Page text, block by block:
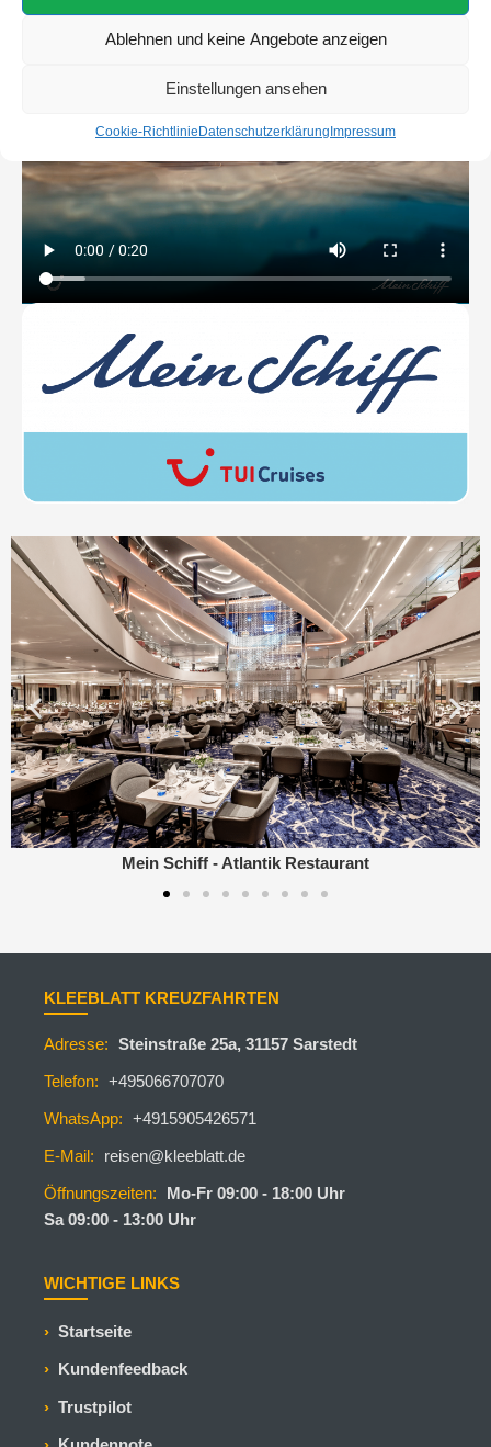
Ablehnen und keine Angebote anzeigen
Einstellungen ansehen
Cookie-RichtlinieDatenschutzerklärungImpressum
Mein Schiff - Atlantik Restaurant
KLEEBLATT KREUZFAHRTEN
Adresse: Steinstraße 25a, 31157 Sarstedt
Telefon: +495066707070
WhatsApp: +4915905426571
E-Mail:
reisen@kleeblatt.de
Öffnungszeiten:
Mo-Fr 09:00 - 18:00 Uhr
Sa 09:00 - 13:00 Uhr
WICHTIGE LINKS
Startseite
Kundenfeedback
Trustpilot